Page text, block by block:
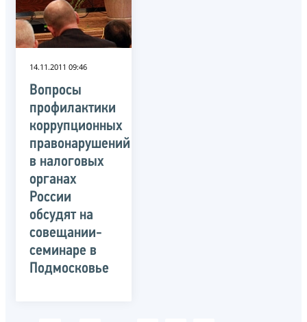
14.11.2011 09:46
Вопросы
профилактики
коррупционных
правонарушений
в налоговых
органах
России
обсудят на
совещании-
семинаре в
Подмосковье